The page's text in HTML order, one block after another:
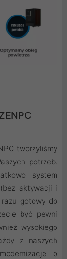
tworzyliśmy
potrzeb.
system
aktywacji i
gotowy do
być pewni
wysokiego
z naszych
o